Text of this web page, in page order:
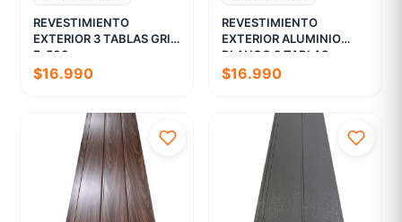
REVESTIMIENTO
EXTERIOR 3 TABLAS GRIS
E-503
$16.990
REVESTIMIENTO
EXTERIOR ALUMINIO
BLANCO 3 TABLAS
$16.990